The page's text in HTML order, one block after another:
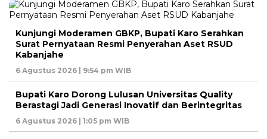
Kunjungi Moderamen GBKP, Bupati Karo Serahkan
Surat Pernyataan Resmi Penyerahan Aset RSUD
Kabanjahe
6 Agustus 2026 | 9:54 pm WIB
Bupati Karo Dorong Lulusan Universitas Quality
Berastagi Jadi Generasi Inovatif dan Berintegritas
6 Agustus 2026 | 1:05 pm WIB